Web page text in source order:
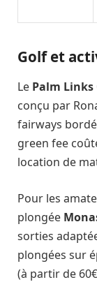
Golf et
Le Palm
conçu par
fairways
green fee
location de
Pour les
plongée
sorties
plongées sur
(à partir de